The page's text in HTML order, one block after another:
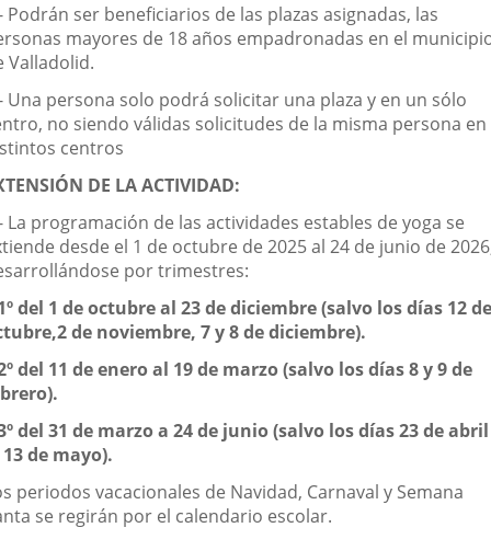
Podrán ser beneficiarios de las plazas asignadas, las
mayores de 18 años empadronadas en el
Valladolid.
Una persona solo podrá solicitar una plaza y en un sólo
no siendo válidas solicitudes de la misma persona en
centros
DE LA ACTIVIDAD:
La programación de las actividades estables de yoga se
desde el 1 de octubre de 2025 al 24 de junio de
por trimestres:
del 1 de octubre al 23 de diciembre (salvo los días 12 de
de noviembre, 7 y 8 de diciembre).
del 11 de enero al 19 de marzo (salvo los días 8 y 9 de
del 31 de marzo a 24 de junio (salvo los días 23 de
de mayo).
periodos vacacionales de Navidad, Carnaval y Semana
se regirán por el calendario escolar.